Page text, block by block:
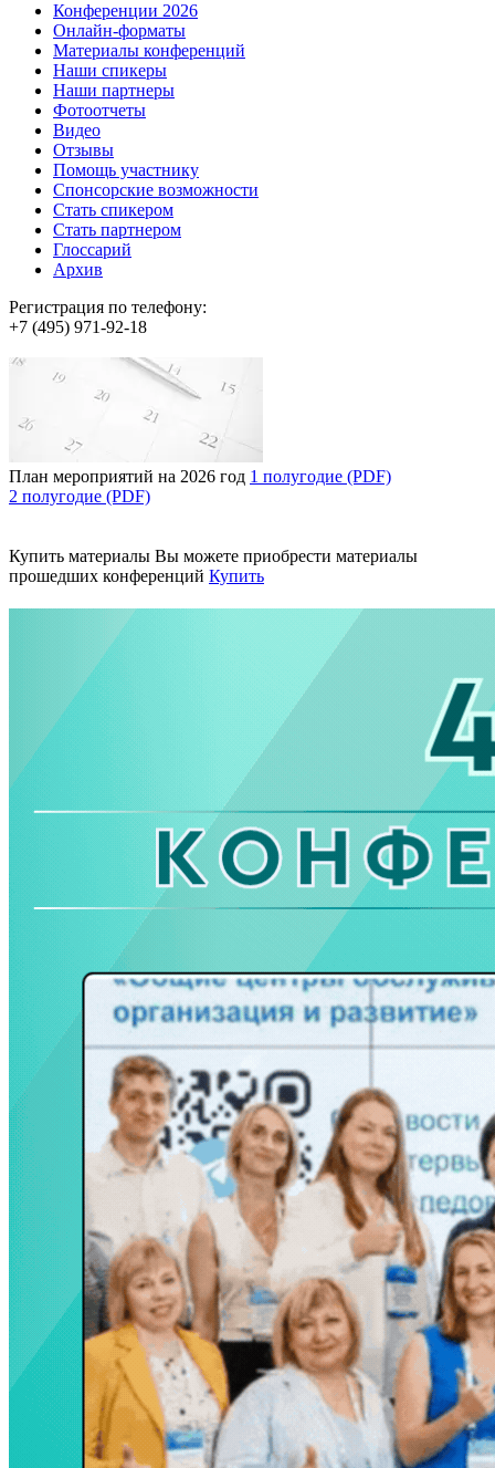
Конференции 2026
Онлайн-форматы
Материалы конференций
Наши спикеры
Наши партнеры
Фотоотчеты
Видео
Отзывы
Помощь участнику
Спонсорские возможности
Стать спикером
Стать партнером
Глоссарий
Архив
Регистрация по телефону:
+7 (495) 971-92-18
План мероприятий на 2026 год 1 полугодие (PDF)
2 полугодие (PDF)
Купить материалы Вы можете приобрести материалы
прошедших конференций Купить